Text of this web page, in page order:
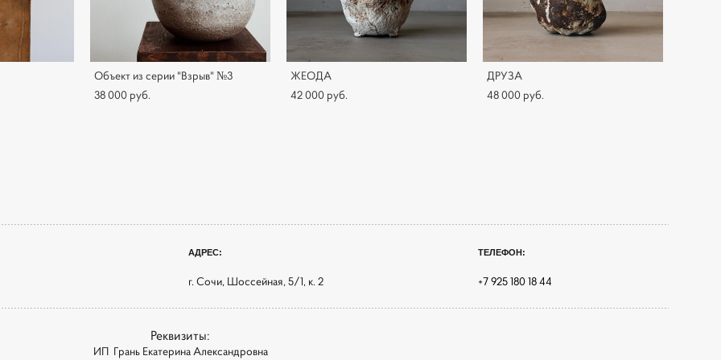
Объект из серии "Взрыв" №3
38 000 pуб.
ЖЕОДА
42 000 pуб.
ДРУЗА
48 000 pуб.
АДРЕС:
г. Сочи, Шоссейная, 5/1, к. 2
ТЕЛЕФОН:
+7 925 180 18 44
Реквизиты:
ИП Грань Екатерина Александровна